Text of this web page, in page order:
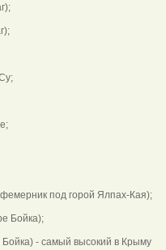
под горой Ялпах-Кая);
Бойка);
Бойка) - самый высокий в Крыму